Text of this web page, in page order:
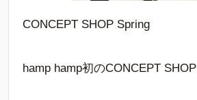
CONCEPT SHOP Spring
hamp hamp初のCONCEPT SHOP